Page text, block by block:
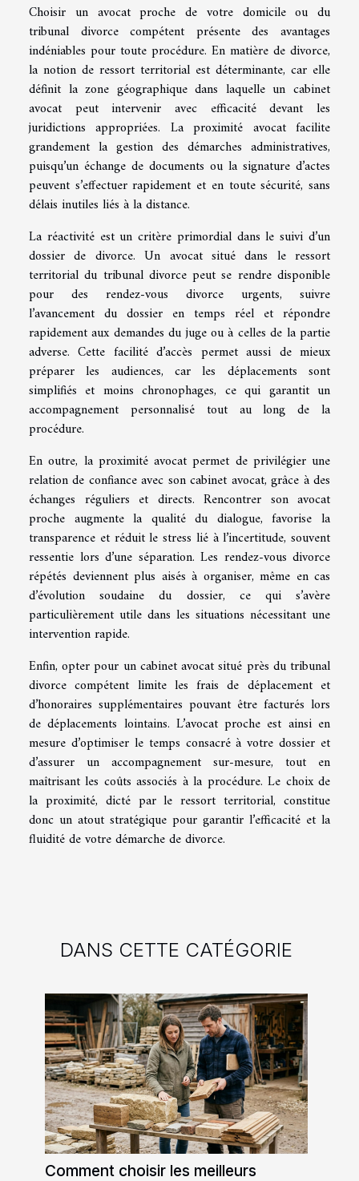
Choisir un avocat proche de votre domicile ou du
tribunal divorce compétent présente des avantages
indéniables pour toute procédure. En matière de divorce,
la notion de ressort territorial est déterminante, car elle
définit la zone géographique dans laquelle un cabinet
avocat peut intervenir avec efficacité devant les
juridictions appropriées. La proximité avocat facilite
grandement la gestion des démarches administratives,
puisqu’un échange de documents ou la signature d’actes
peuvent s’effectuer rapidement et en toute sécurité, sans
délais inutiles liés à la distance.
La réactivité est un critère primordial dans le suivi d’un
dossier de divorce. Un avocat situé dans le ressort
territorial du tribunal divorce peut se rendre disponible
pour des rendez-vous divorce urgents, suivre
l’avancement du dossier en temps réel et répondre
rapidement aux demandes du juge ou à celles de la partie
adverse. Cette facilité d’accès permet aussi de mieux
préparer les audiences, car les déplacements sont
simplifiés et moins chronophages, ce qui garantit un
accompagnement personnalisé tout au long de la
procédure.
En outre, la proximité avocat permet de privilégier une
relation de confiance avec son cabinet avocat, grâce à des
échanges réguliers et directs. Rencontrer son avocat
proche augmente la qualité du dialogue, favorise la
transparence et réduit le stress lié à l’incertitude, souvent
ressentie lors d’une séparation. Les rendez-vous divorce
répétés deviennent plus aisés à organiser, même en cas
d’évolution soudaine du dossier, ce qui s’avère
particulièrement utile dans les situations nécessitant une
intervention rapide.
Enfin, opter pour un cabinet avocat situé près du tribunal
divorce compétent limite les frais de déplacement et
d’honoraires supplémentaires pouvant être facturés lors
de déplacements lointains. L’avocat proche est ainsi en
mesure d’optimiser le temps consacré à votre dossier et
d’assurer un accompagnement sur-mesure, tout en
maîtrisant les coûts associés à la procédure. Le choix de
la proximité, dicté par le ressort territorial, constitue
donc un atout stratégique pour garantir l’efficacité et la
fluidité de votre démarche de divorce.
DANS CETTE CATÉGORIE
Comment choisir les meilleurs